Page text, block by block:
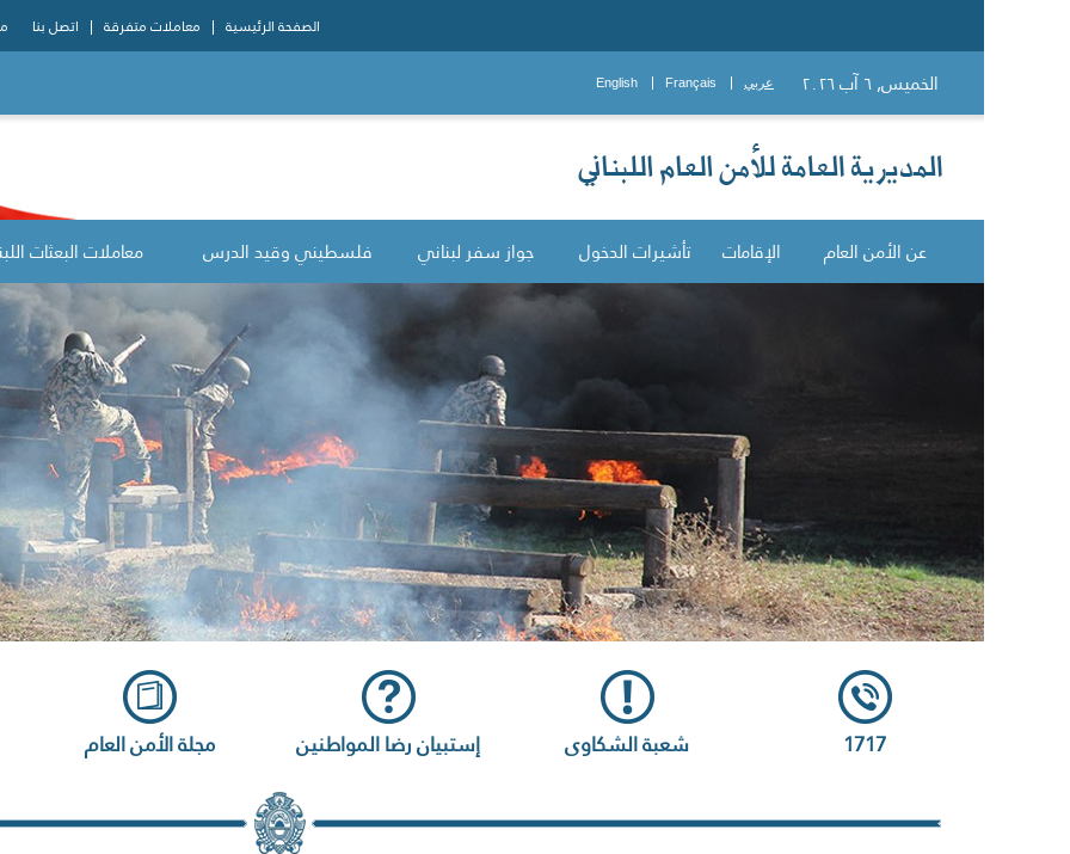
الصفحة الرئيسية معاملات متفرقة اتصل بنا
الخميس, ٦ آب ٢٠٢٦ عربي Français
English
عن الأمن العام الإقامات تأشيرات الدخول جواز سفر لبناني فلسطيني وقيد الدرس معاملات البعثات
1717 شعبة الشكاوى إستبيان رضا المواطنين مجلة الأمن العام